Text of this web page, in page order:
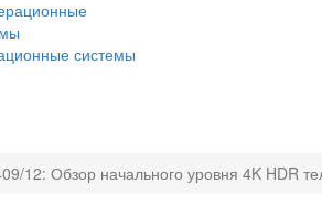
системы
12: Обзор начального уровня 4K HDR